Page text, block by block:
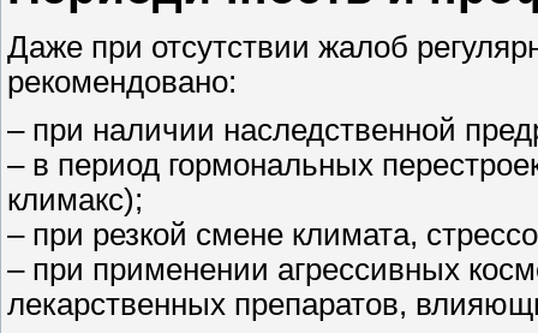
Даже при отсутствии жалоб
рекомендовано:
– при наличии наследственной
– в период гормональных
климакс);
– при резкой смене климата,
– при применении агрессивных
лекарственных препаратов,